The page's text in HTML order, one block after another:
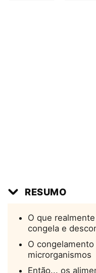
RESUMO
O que
congela e
O
microrganismos
Então... os